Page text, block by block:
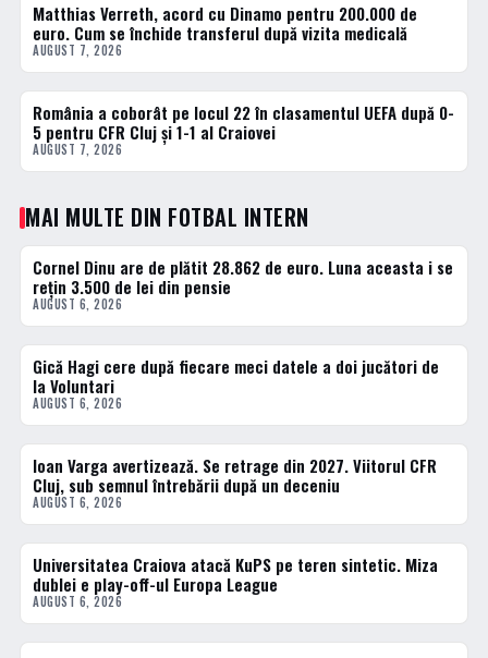
2 · TOP
Matthias Verreth, acord cu Dinamo pentru 200.000 de
euro. Cum se închide transferul după vizita medicală
AUGUST 7, 2026
3 · TOP
România a coborât pe locul 22 în clasamentul UEFA după 0-
5 pentru CFR Cluj și 1-1 al Craiovei
AUGUST 7, 2026
MAI MULTE DIN FOTBAL INTERN
FOTBAL INTERN
Cornel Dinu are de plătit 28.862 de euro. Luna aceasta i se
rețin 3.500 de lei din pensie
AUGUST 6, 2026
FOTBAL INTERN
Gică Hagi cere după fiecare meci datele a doi jucători de
la Voluntari
AUGUST 6, 2026
FOTBAL INTERN
Ioan Varga avertizează. Se retrage din 2027. Viitorul CFR
Cluj, sub semnul întrebării după un deceniu
AUGUST 6, 2026
FOTBAL INTERN
Universitatea Craiova atacă KuPS pe teren sintetic. Miza
dublei e play-off-ul Europa League
AUGUST 6, 2026